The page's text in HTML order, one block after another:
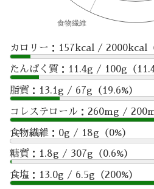
カロリー：157kcal / 2000kcal（
たんぱく質：11.4g / 100g（
脂質：13.1g / 67g（19.6%）
コレステロール：260mg /
食物繊維：0g / 18g（0%）
糖質：1.8g / 307g（0.6%）
食塩：13.0g / 6.5g（200%）